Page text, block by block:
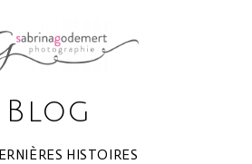
Blog
HISTOIRES